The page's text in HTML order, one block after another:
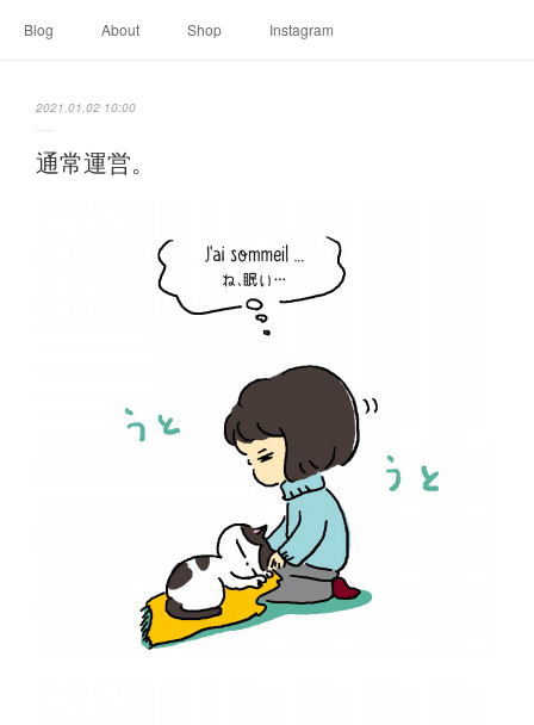
Blog About Shop Instagram
2021.01.02 10:00
通常運営。